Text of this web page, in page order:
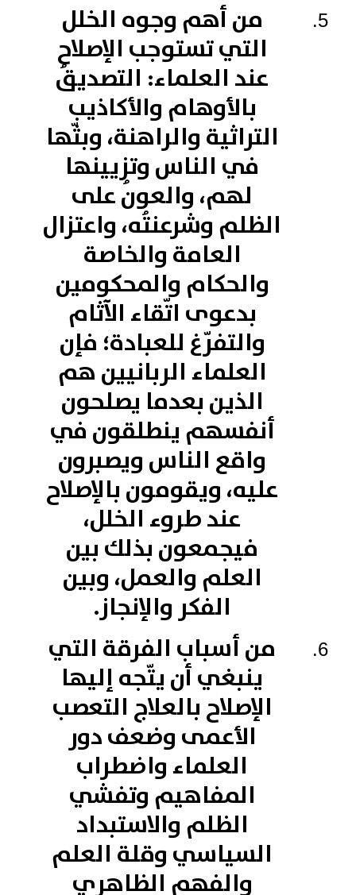
من أهم وجوه الخلل
التي تستوجب الإصلاح
عند العلماء: التصديقُ
بالأوهام والأكاذيب
التراثية والراهنة، وبثّها
في الناس وتزيينها
لهم، والعونُ على
الظلم وشرعنتُه، واعتزال
العامة والخاصة
والحكام والمحكومين
بدعوى اتّقاء الآثام
والتفرّغ للعبادة؛ فإن
العلماء الربانيين هم
الذين بعدما يصلحون
أنفسهم ينطلقون في
واقع الناس ويصبرون
عليه، ويقومون بالإصلاح
عند طروء الخلل،
فيجمعون بذلك بين
العلم والعمل، وبين
الفكر والإنجاز.
من أسباب الفرقة التي
ينبغي أن يتّجه إليها
الإصلاح بالعلاج التعصب
الأعمى وضعف دور
العلماء واضطراب
المفاهيم وتفشي
الظلم والاستبداد
السياسي وقلة العلم
والفهم الظاهري